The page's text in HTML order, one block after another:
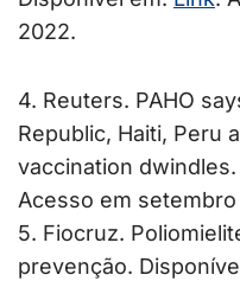
2022.
4. Reuters. PAHO
Republic, Haiti, Peru
vaccination
Acesso em
5. Fiocruz.
prevenção.